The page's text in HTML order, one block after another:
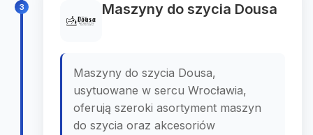
3 Maszyny do szycia Dousa
Maszyny do szycia Dousa,
usytuowane w sercu Wrocławia,
oferują szeroki asortyment maszyn
do szycia oraz akcesoriów